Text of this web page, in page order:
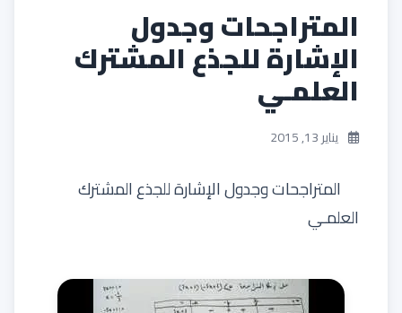
المتراجحات وجدول
الإشارة للجذع المشترك
العلمـي
يناير 13, 2015
المتراجحات وجدول الإشارة للجذع المشترك
العلمـي